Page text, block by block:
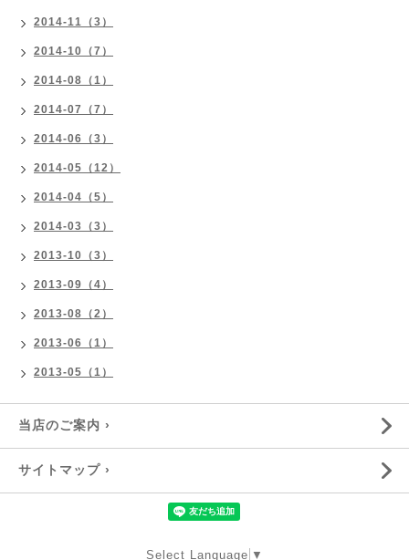
2014-11（3）
2014-10（7）
2014-08（1）
2014-07（7）
2014-06（3）
2014-05（12）
2014-04（5）
2014-03（3）
2013-10（3）
2013-09（4）
2013-08（2）
2013-06（1）
2013-05（1）
当店のご案内 ›
サイトマップ ›
Select Language ▼